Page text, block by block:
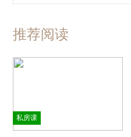
推荐阅读
私房课